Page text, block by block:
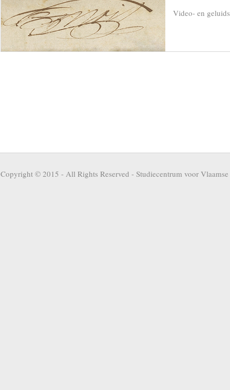
Video- en
Copyright © 2015 - All Rights Reserved - Studiecentrum voor